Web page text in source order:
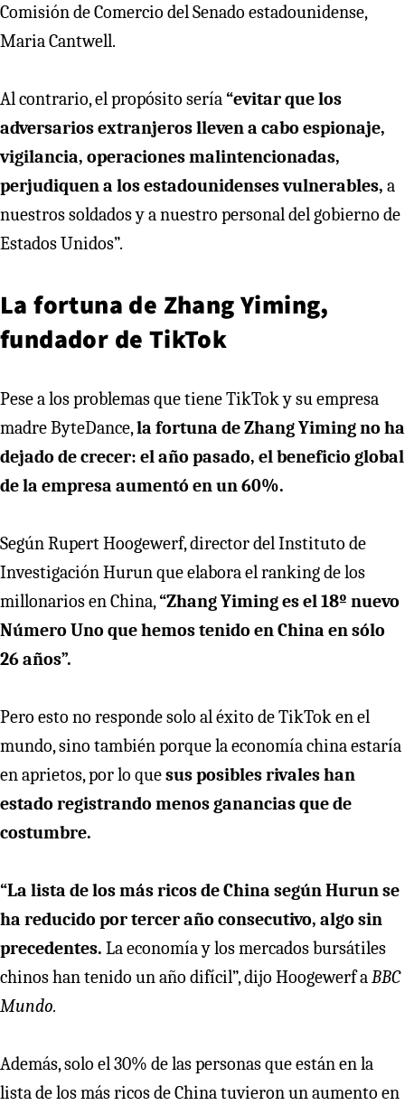
Comisión de Comercio del Senado estadounidense,
Maria Cantwell.
Al contrario, el propósito sería“evitar que los
adversarios extranjeros lleven a cabo espionaje,
vigilancia, operaciones malintencionadas,
perjudiquen a los estadounidenses vulnerables, a
nuestros soldados y a nuestro personal del gobierno de
Estados Unidos”.
La fortuna de Zhang Yiming,
fundador de TikTok
Pese a los problemas que tiene TikTok y su empresa
madre ByteDance,la fortuna de Zhang Yiming no ha
dejado de crecer: el año pasado, el beneficio global
de la empresa aumentó en un 60%.
Según Rupert Hoogewerf, director del Instituto de
Investigación Hurun que elabora el ranking de los
millonarios en China,“Zhang Yiming es el 18º nuevo
Número Uno que hemos tenido en China en sólo
26 años”.
Pero esto no responde solo al éxito de TikTok en el
mundo, sino también porque la economía china estaría
en aprietos, por lo quesus posibles rivales han
estado registrando menos ganancias que de
costumbre.
“La lista de los más ricos de China según Hurun se
ha reducido por tercer año consecutivo, algo sin
precedentes. La economía y los mercados bursátiles
chinos han tenido un año difícil”, dijo Hoogewerf aBBC
Mundo.
Además, solo el 30% de las personas que están en la
lista de los más ricos de China tuvieron un aumento en